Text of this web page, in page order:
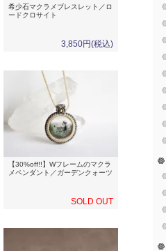
希少石マクラメブレスレット／ロ
ードクロサイト
3,850円(税込)
【30%off!!】Wフレームのマクラ
メペンダント／ガーデンクォーツ
SOLD OUT